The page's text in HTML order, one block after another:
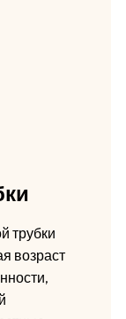
трубки
возраст